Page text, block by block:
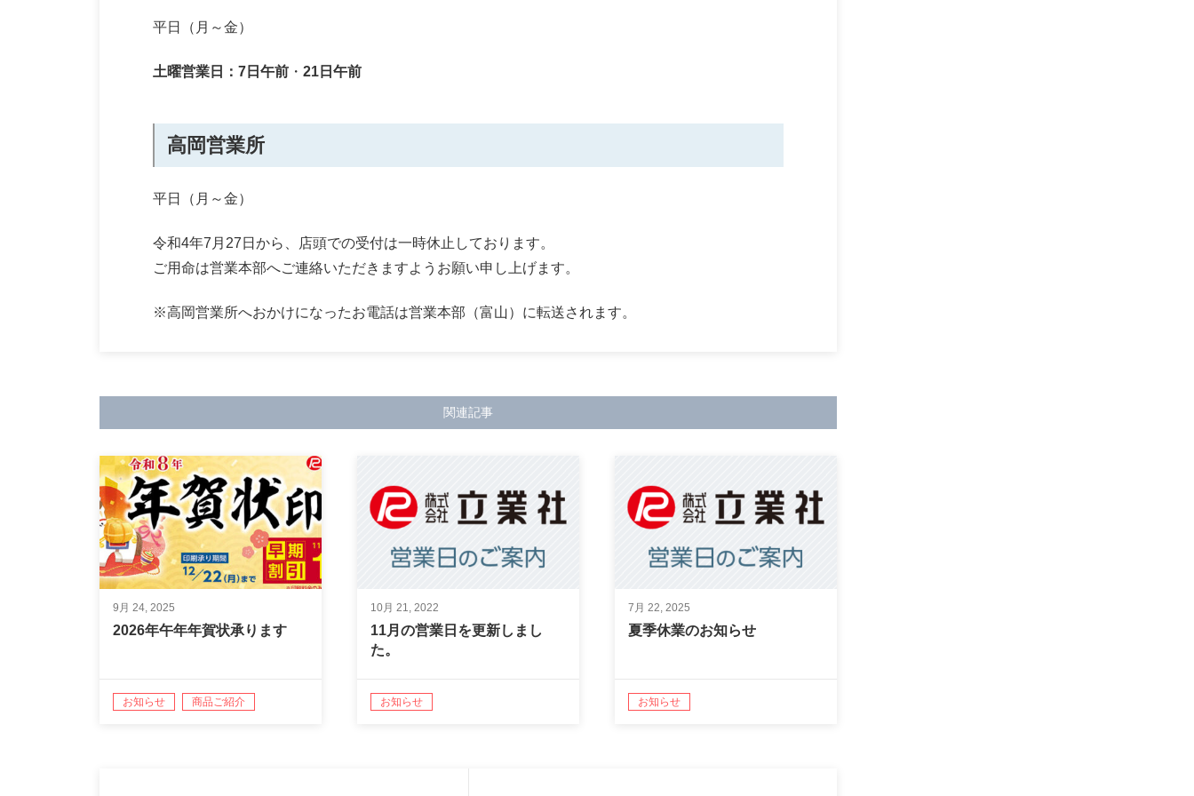
平日（月～金）
土曜営業日： 7日午前 ・ 21日午前
高岡営業所
平日（月～金）
令和4年7月27日から、店頭での受付は一時休止しております。
ご用命は営業本部へご連絡いただきますようお願い申し上げます。
※高岡営業所へおかけになったお電話は営業本部（富山）に転送されます。
関連記事
9月 24, 2025
2026年午年年賀状承ります
お知らせ 商品ご紹介
10月 21, 2022
11月の営業日を更新しまし
た。
お知らせ
7月 22, 2025
夏季休業のお知らせ
お知らせ